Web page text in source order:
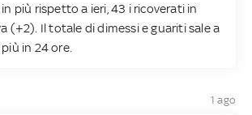
in più rispetto a ieri, 43 i ricoverati in
(+2). Il totale di dimessi e guariti sale a
in 24 ore.
1 ago